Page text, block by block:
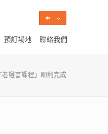
預訂場地 聯絡我們
證書課程」順利完成